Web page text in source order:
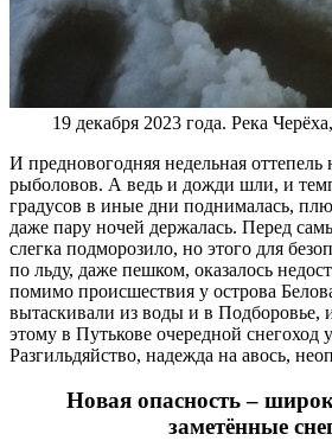
19 декабря 2023 года. Река
И предновогодняя недельная оттепель
рыболовов. А ведь и дожди шли, и
градусов в иные дни поднималась,
даже пару ночей держалась. Перед
слегка подморозило, но этого для
по льду, даже пешком, оказалось
помимо происшествия у острова
вытаскивали из воды и в Подборовье,
этому в Путькове очередной снегоход
Разгильдяйство, надежда на авось,
Новая опасность –
заметённые